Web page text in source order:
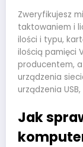
Zweryfikujesz
taktowaniem i
ilości i typu,
ilością pamięci
producentem, a
urządzenia
urządzenia
Jak